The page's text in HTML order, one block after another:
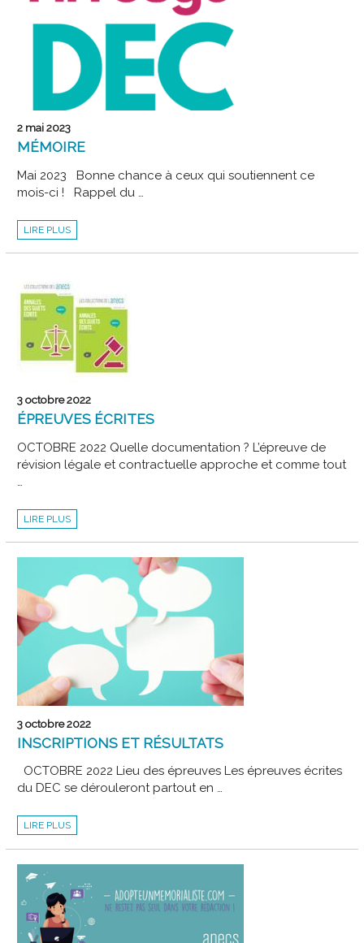
2 mai 2023
MÉMOIRE
Mai 2023 Bonne chance à ceux qui soutiennent ce
mois-ci ! Rappel du …
MÉMOIRE
LIRE PLUS
3 octobre 2022
ÉPREUVES ÉCRITES
OCTOBRE 2022 Quelle documentation ? L’épreuve de
révision légale et contractuelle approche et comme tout
ÉPREUVES
ÉCRITES
LIRE PLUS
3 octobre 2022
INSCRIPTIONS ET RÉSULTATS
OCTOBRE 2022 Lieu des épreuves Les épreuves écrites
du DEC se dérouleront partout en …
INSCRIPTIONS
ET
LIRE PLUS